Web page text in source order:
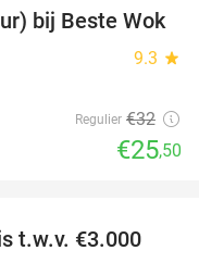
20%
bij Beste Wok
9.3 star
Regulier €32
€25,50
t.w.v. €3.000